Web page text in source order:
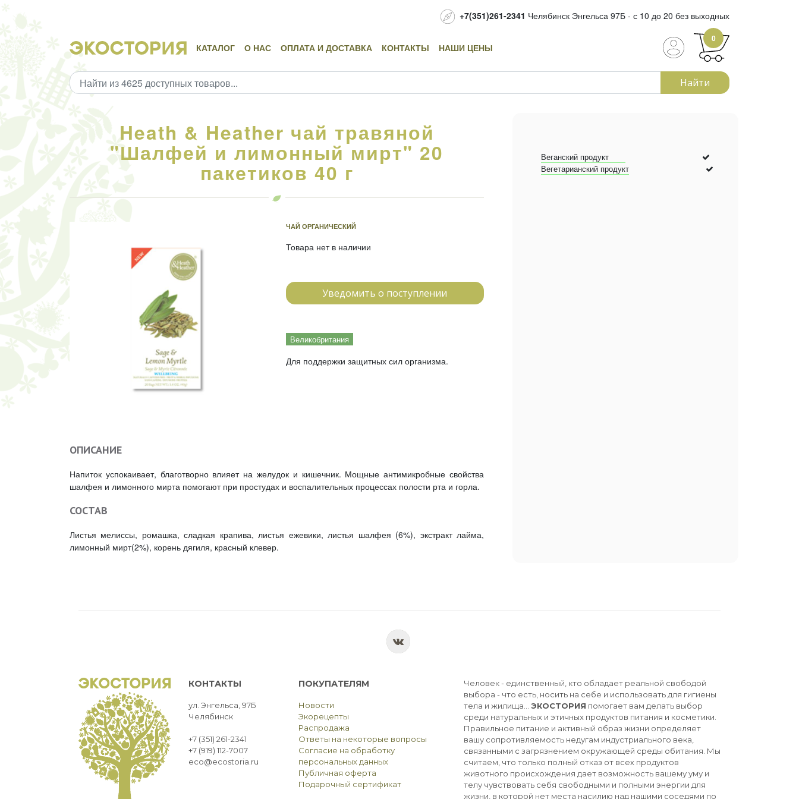
+7(351)261-2341 Челябинск Энгельса 97Б - с 10 до 20 без выходных
КАТАЛОГ О НАС ОПЛАТА И ДОСТАВКА КОНТАКТЫ НАШИ ЦЕНЫ
0
Найти
Heath & Heather чай травяной
"Шалфей и лимонный мирт" 20
пакетиков 40 г
ЧАЙ ОРГАНИЧЕСКИЙ
Товара нет в наличии
Уведомить о поступлении
Великобритания
Для поддержки защитных сил организма.
ОПИСАНИЕ
Напиток успокаивает, благотворно влияет на желудок и кишечник. Мощные антимикробные свойства
шалфея и лимонного мирта помогают при простудах и воспалительных процессах полости рта и горла.
СОСТАВ
Листья мелиссы, ромашка, сладкая крапива, листья ежевики, листья шалфея (6%), экстракт лайма,
лимонный мирт(2%), корень дягиля, красный клевер.
Веганский продукт
Вегетарианский продукт
КОНТАКТЫ
ул. Энгельса, 97Б
Челябинск
+7 (351) 261-2341
+7 (919) 112-7007
eco@ecostoria.ru
ПОКУПАТЕЛЯМ
Новости
Экорецепты
Распродажа
Ответы на некоторые вопросы
Согласие на обработку
персональных данных
Публичная оферта
Подарочный сертификат
Человек - единственный, кто обладает реальной свободой
выбора - что есть, носить на себе и использовать для гигиены
тела и жилища... ЭКОСТОРИЯ помогает вам делать выбор
среди натуральных и этичных продуктов питания и косметики.
Правильное питание и активный образ жизни определяет
вашу сопротивляемость недугам индустриального века,
связанными с загрязнением окружающей среды обитания. Мы
считаем, что только полный отказ от всех продуктов
животного происхождения дает возможность вашему уму и
телу чувствовать себя свободными и полными энергии для
жизни, в которой нет места насилию над нашими соседями по